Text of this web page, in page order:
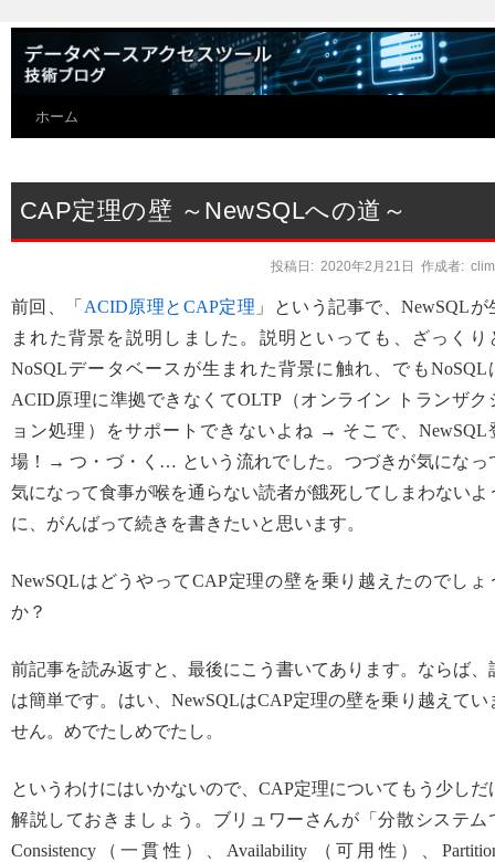
ホーム
CAP定理の壁 ～NewSQLへの道～
投稿日: 2020年2月21日 作成者:
前回、「 ACID原理とCAP定理 」という記事で、NewSQLが
まれた背景を説明しました。説明といっても、ざっくり
NoSQLデータベースが生まれた背景に触れ、でもNoSQL
ACID原理に準拠できなくてOLTP（オンライン トランザク
ョン処理）をサポートできないよね → そこで、NewSQL
場！
→ つ・づ・く… という流れでした。つづきが気になっ
気になって食事が喉を通らない読者が餓死してしまわないよ
に、がんばって続きを書きたいと思います。
NewSQLはどうやってCAP定理の壁を乗り越えたのでしょ
か？
前記事を読み返すと、最後にこう書いてあります。ならば、
は簡単です。はい、NewSQLはCAP定理の壁を乗り越えてい
せん。めでたしめでたし。
というわけにはいかないので、CAP定理についてもう少しだ
解説しておきましょう。ブリュワーさんが「分散システム
Consistency（一貫性）、Availability （可用性）、